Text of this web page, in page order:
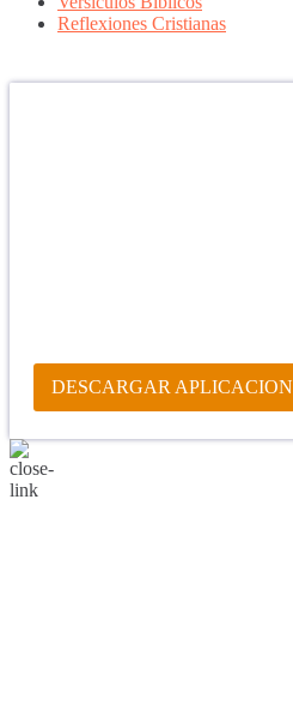
Reflexiones Cristianas
DESCARGAR APLICACION